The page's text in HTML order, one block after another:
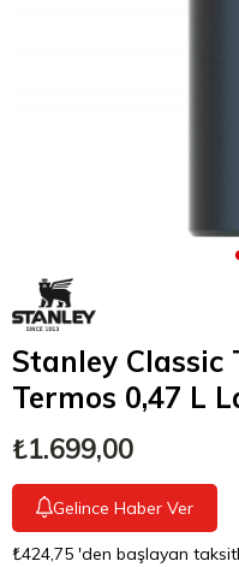
Stanley Classic
Termos 0,47 L
₺1.699,00
Gelince Haber Ver
₺424,75 'den başlayan